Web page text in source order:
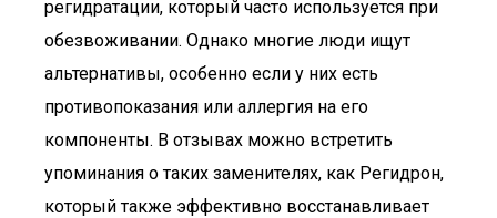
регидратации, который часто используется при
обезвоживании. Однако многие люди ищут
альтернативы, особенно если у них есть
противопоказания или аллергия на его
компоненты. В отзывах можно встретить
упоминания о таких заменителях, как Регидрон,
который также эффективно восстанавливает